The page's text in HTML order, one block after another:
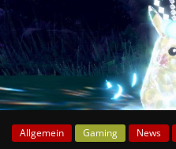
Allgemein Gaming News